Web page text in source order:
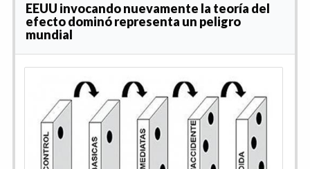
EEUU invocando nuevamente la teoría del
efecto dominó representa un peligro
mundial